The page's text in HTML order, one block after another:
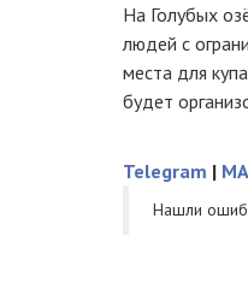
На Голубых
людей с
места для
будет
Telegram |
Нашли